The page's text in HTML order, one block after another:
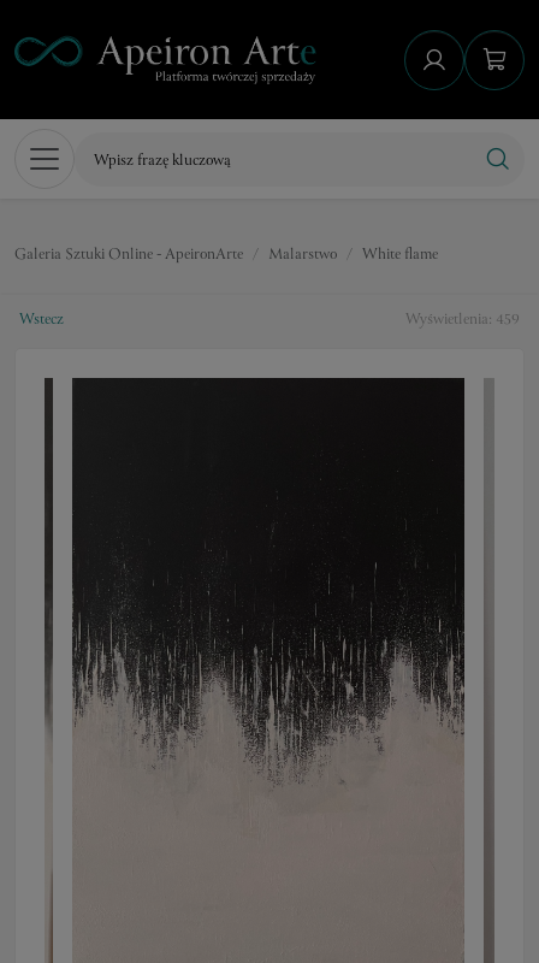
Galeria Sztuki Online - ApeironArte Malarstwo White flame
Wyświetlenia: 459
Wstecz